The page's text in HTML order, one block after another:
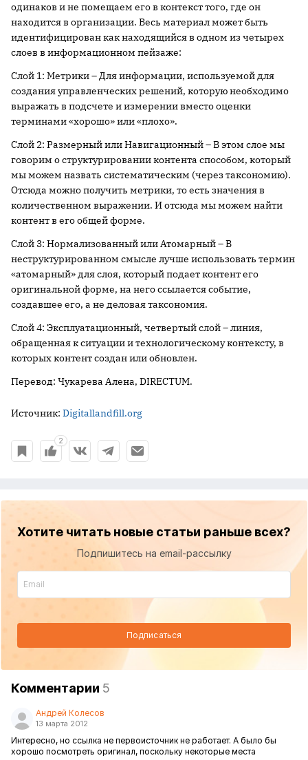
одинаков и не помещаем его в контекст того, где он
находится в организации. Весь материал может быть
идентифицирован как находящийся в одном из четырех
слоев в информационном пейзаже:
Слой 1: Метрики – Для информации, используемой для
создания управленческих решений, которую необходимо
выражать в подсчете и измерении вместо оценки
терминами «хорошо» или «плохо».
Слой 2: Размерный или Навигационный – В этом слое мы
говорим о структурировании контента способом, который
мы можем назвать систематическим (через таксономию).
Отсюда можно получить метрики, то есть значения в
количественном выражении. И отсюда мы можем найти
контент в его общей форме.
Слой 3: Нормализованный или Атомарный – В
неструктурированном смысле лучше использовать термин
«атомарный» для слоя, который подает контент его
оригинальной форме, на него ссылается событие,
создавшее его, а не деловая таксономия.
Слой 4: Эксплуатационный, четвертый слой – линия,
обращенная к ситуации и технологическому контексту, в
которых контент создан или обновлен.
Перевод: Чукарева Алена, DIRECTUM.
Источник: Digitallandfill.org
2
Хотите читать новые статьи раньше всех?
Подпишитесь на email-рассылку
Подписаться
Комментарии 5
Андрей Колесов
13 марта 2012
Интересно, но ссылка не первоисточник не работает. А было бы
хорошо посмотреть оригинал, поскольку некоторые места